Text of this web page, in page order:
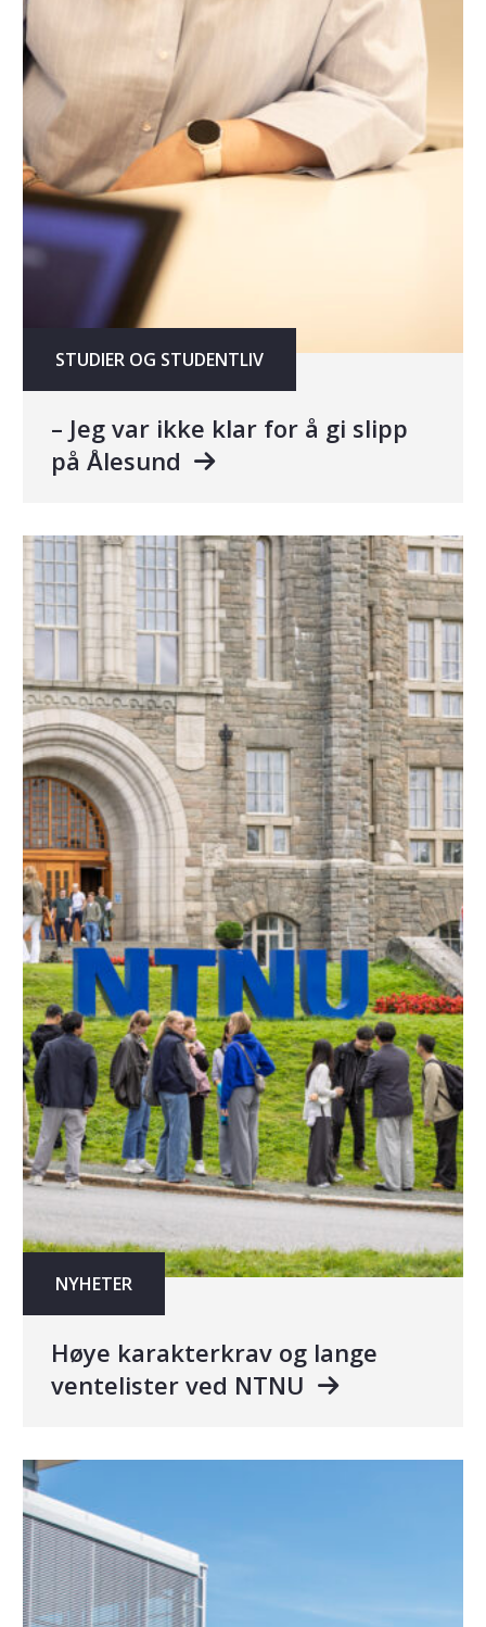
STUDIER OG STUDENTLIV
– Jeg var ikke klar for å gi slipp
på Ålesund
NYHETER
Høye karakterkrav og lange
ventelister ved NTNU